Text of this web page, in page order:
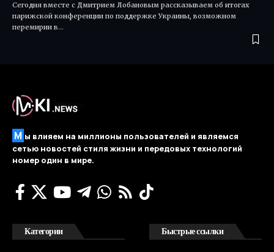
Сегодня вместе с Дмитрием Лобановым рассказываем об итогах
парижской конференции по поддержке Украины, возможном
перемирии в…
М ы влияем на миллионы пользователей и являемся
сетью новостей стиля жизни и передовых технологий
номер один в мире.
Категории Быстрые ссылки